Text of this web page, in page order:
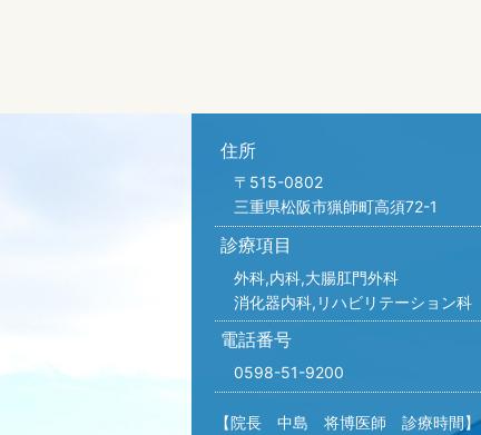
住所
〒515-0802
三重県松阪市猟師町高須72-1
診療項目
外科,内科,大腸肛門外科
消化器内科,リハビリテーション科
電話番号
0598-51-9200
【院長 中島 将博医師 診療時間】